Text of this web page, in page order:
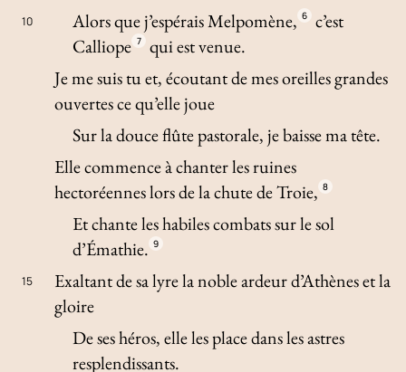
10 Alors que j’espérais Melpomène, 6
c’est
Calliope 7
qui est venue.
Je me suis tu et, écoutant de mes oreilles grandes
ouvertes ce qu’elle joue
Sur la douce flûte pastorale, je baisse ma tête.
Elle commence à chanter les ruines
hectoréennes lors de la chute de Troie, 8
Et chante les habiles combats sur le sol
d’Émathie. 9
15
Exaltant de sa lyre la noble ardeur d’Athènes et la
gloire
De ses héros, elle les place dans les astres
resplendissants.